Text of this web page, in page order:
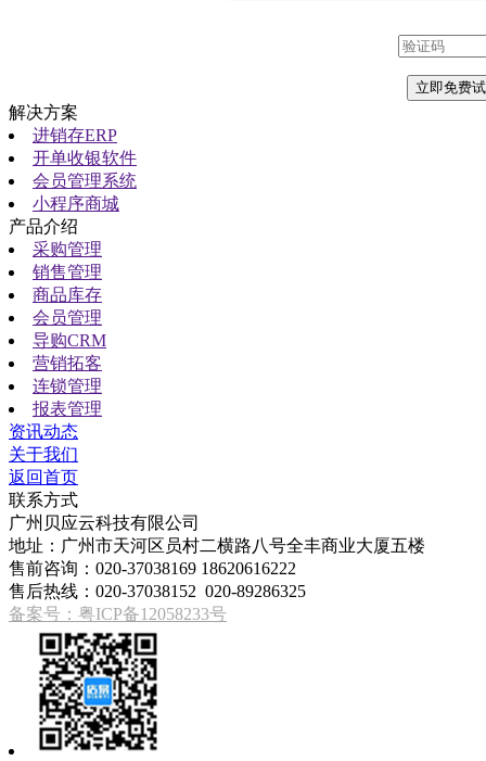
解决方案
进销存ERP
开单收银软件
会员管理系统
小程序商城
产品介绍
采购管理
销售管理
商品库存
会员管理
导购CRM
营销拓客
连锁管理
报表管理
资讯动态
关于我们
返回首页
联系方式
广州贝应云科技有限公司
地址：广州市天河区员村二横路八号全丰商业大厦五楼
售前咨询：020-37038169 18620616222
售后热线：020-37038152 020-89286325
备案号：粤ICP备12058233号